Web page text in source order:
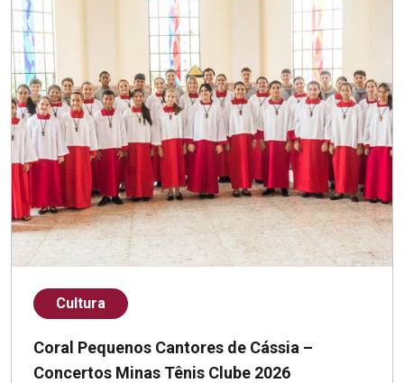
Cultura
Coral Pequenos Cantores de Cássia –
Concertos Minas Tênis Clube 2026